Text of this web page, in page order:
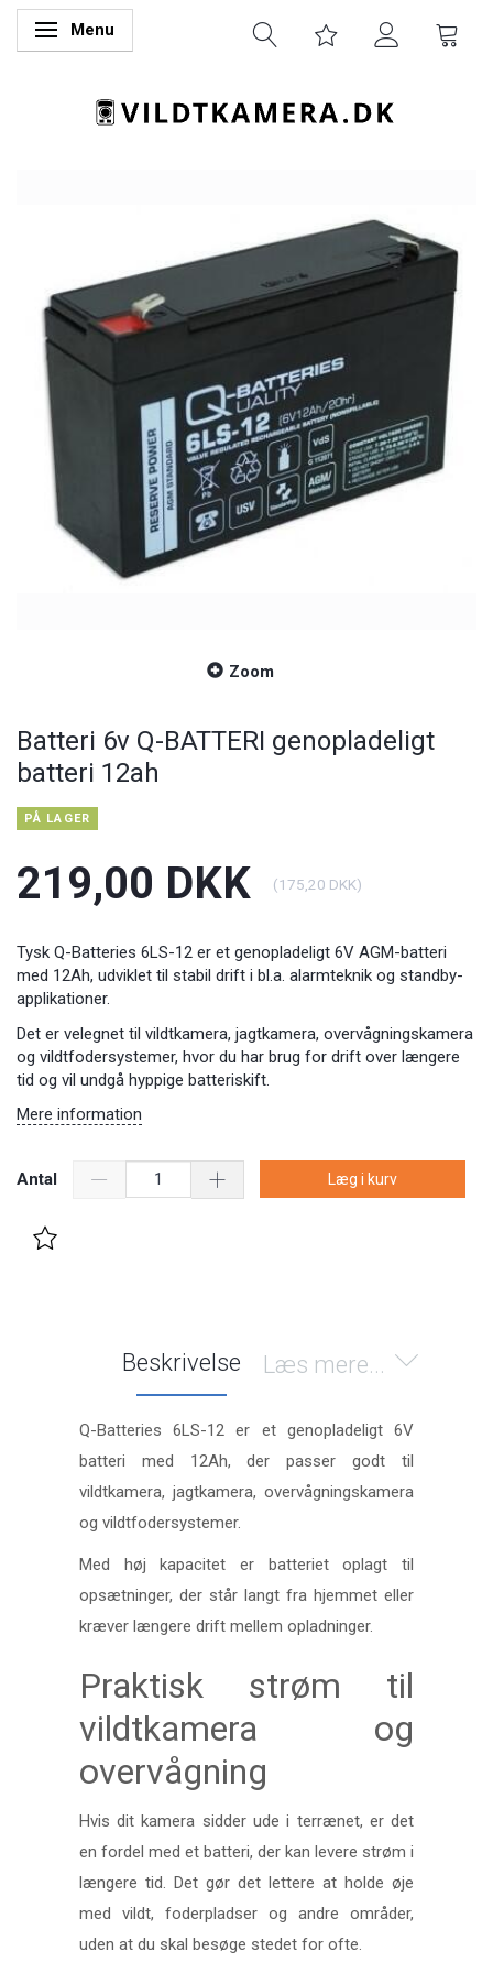
Skifte navigation
Menu
Zoom
Batteri 6v Q-BATTERI genopladeligt
batteri 12ah
PÅ LAGER
219,00 DKK (175,20 DKK)
Tysk Q-Batteries 6LS-12 er et genopladeligt 6V AGM-batteri
med 12Ah, udviklet til stabil drift i bl.a. alarmteknik og standby-
applikationer.
Det er velegnet til vildtkamera, jagtkamera, overvågningskamera
og vildtfodersystemer, hvor du har brug for drift over længere
tid og vil undgå hyppige batteriskift.
Mere information
Antal Læg i kurv
Læs mere...
Beskrivelse
Q-Batteries 6LS-12 er et genopladeligt 6V
batteri med 12Ah, der passer godt til
vildtkamera, jagtkamera, overvågningskamera
og vildtfodersystemer.
Med høj kapacitet er batteriet oplagt til
opsætninger, der står langt fra hjemmet eller
kræver længere drift mellem opladninger.
Praktisk strøm til
vildtkamera og
overvågning
Hvis dit kamera sidder ude i terrænet, er det
en fordel med et batteri, der kan levere strøm i
længere tid. Det gør det lettere at holde øje
med vildt, foderpladser og andre områder,
uden at du skal besøge stedet for ofte.